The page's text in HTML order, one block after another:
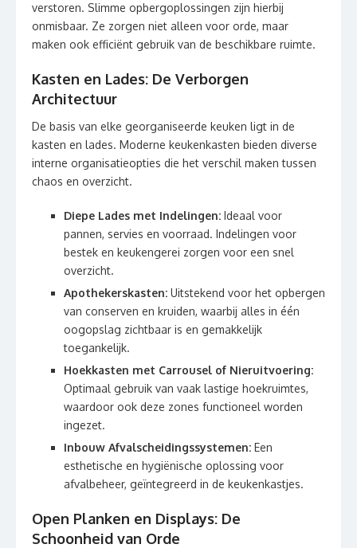
verstoren. Slimme opbergoplossingen zijn hierbij
onmisbaar. Ze zorgen niet alleen voor orde, maar
maken ook efficiënt gebruik van de beschikbare ruimte.
Kasten en Lades: De Verborgen
Architectuur
De basis van elke georganiseerde keuken ligt in de
kasten en lades. Moderne keukenkasten bieden diverse
interne organisatieopties die het verschil maken tussen
chaos en overzicht.
Diepe Lades met Indelingen: Ideaal voor
pannen, servies en voorraad. Indelingen voor
bestek en keukengerei zorgen voor een snel
overzicht.
Apothekerskasten: Uitstekend voor het opbergen
van conserven en kruiden, waarbij alles in één
oogopslag zichtbaar is en gemakkelijk
toegankelijk.
Hoekkasten met Carrousel of Nieruitvoering:
Optimaal gebruik van vaak lastige hoekruimtes,
waardoor ook deze zones functioneel worden
ingezet.
Inbouw Afvalscheidingssystemen: Een
esthetische en hygiënische oplossing voor
afvalbeheer, geïntegreerd in de keukenkastjes.
Open Planken en Displays: De
Schoonheid van Orde